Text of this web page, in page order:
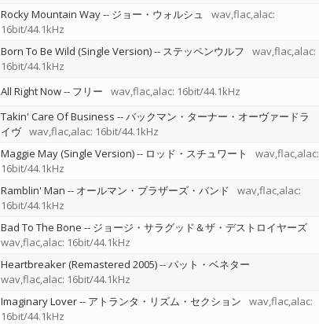
Rocky Mountain Way-- ジョー・ウォルシュ
wav,flac,alac:
16bit/44.1kHz
Born To Be Wild (Single Version)-- ステッペンウルフ
wav,flac,alac:
16bit/44.1kHz
All Right Now-- フリー wav,flac,alac: 16bit/44.1kHz
Takin' Care Of Business --バックマン・ターナー・オーヴァードラ
イヴ wav,flac,alac: 16bit/44.1kHz
Maggie May (Single Version)-- ロッド・スチュワート
wav,flac,alac:
16bit/44.1kHz
Ramblin' Man -- オールマン・ブラザーズ・バンド
wav,flac,alac:
16bit/44.1kHz
Bad To The Bone -- ジョージ・サラグッド＆ザ・デストロイヤーズ
wav,flac,alac: 16bit/44.1kHz
Heartbreaker (Remastered 2005)--パット・ベネター
wav,flac,alac: 16bit/44.1kHz
Imaginary Lover-- アトランタ・リズム・セクション
wav,flac,alac:
16bit/44.1kHz